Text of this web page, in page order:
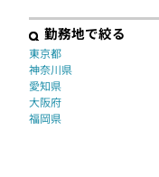
勤務地で絞る
東京都
神奈川県
愛知県
大阪府
福岡県